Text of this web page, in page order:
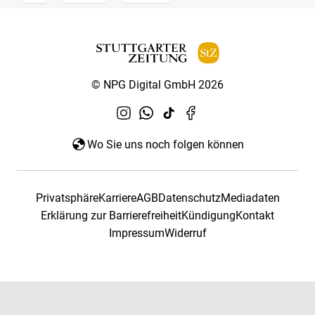
© NPG Digital GmbH 2026
Wo Sie uns noch folgen können
PrivatsphäreKarriereAGBDatenschutzMediadaten
Erklärung zur BarrierefreiheitKündigungKontakt
ImpressumWiderruf